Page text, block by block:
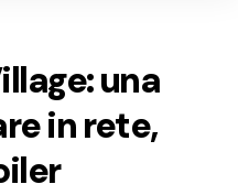
una
in rete,